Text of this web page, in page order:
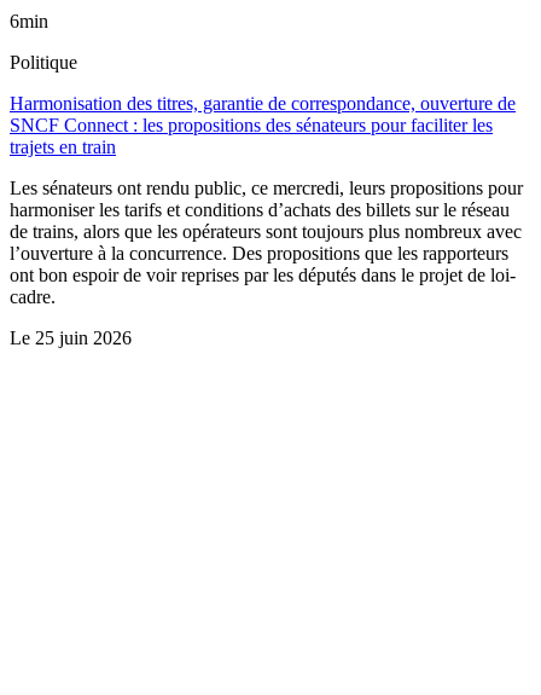
6min
Politique
Harmonisation des titres, garantie de correspondance, ouverture de
SNCF Connect : les propositions des sénateurs pour faciliter les
trajets en train
Les sénateurs ont rendu public, ce mercredi, leurs propositions pour
harmoniser les tarifs et conditions d’achats des billets sur le réseau
de trains, alors que les opérateurs sont toujours plus nombreux avec
l’ouverture à la concurrence. Des propositions que les rapporteurs
ont bon espoir de voir reprises par les députés dans le projet de loi-
cadre.
Le 25 juin 2026